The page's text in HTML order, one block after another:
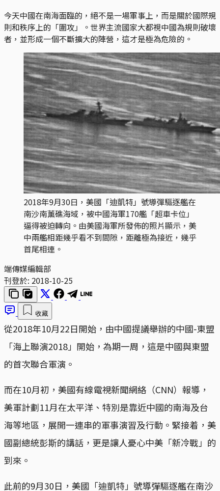
今天中國在南海面臨的，絕不是一場軍事上，而是關於國際規
則和秩序上的「圍攻」。世界主流國家大都視中國為規則破壞
者，並形成一個不斷擴大的陣營，這才是極為危險的。
2018年9月30日，美國「迪凱特」號導彈驅逐艦在
南沙南薰礁海域，被中國海軍170艦「超車卡位」
逼得被迫轉向。由美國海軍所發佈的照片顯示，美
中兩艦相距幾乎看不到間隙，距離極為接近，幾乎
首尾相連。
端傳媒編輯部
刊登於: 2018-10-25
收藏
從2018年10月22日開始，由中國提議舉辦的中國-東盟
「海上聯演2018」開始，為期一周，這是中國與東盟
的首次聯合軍演。
而在10月初，美國有線電視新聞網絡（CNN）報導，
美軍計劃11月在太平洋、特別是靠近中國的南海及台
海等地區，展開一連串的軍事演習及行動。緊接着，美
國副總統彭斯的講話，更是讓人憂心中美「新冷戰」的
到來。
此前的9月30日，美國「迪凱特」號導彈驅逐艦在南沙